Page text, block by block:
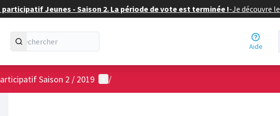
Jeunes - Saison 2. La période de vote est terminée !-Je découvre
Aide
Saison 2 / 2019 Menu utilisateur
/
6